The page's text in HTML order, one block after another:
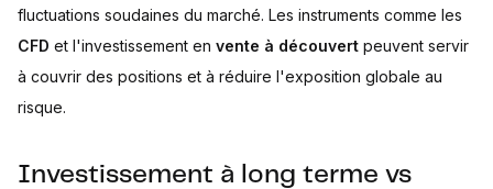
fluctuations soudaines du marché. Les instruments comme les
CFD et l'investissement en vente à découvert peuvent servir
à couvrir des positions et à réduire l'exposition globale au
risque.
Investissement à long terme vs